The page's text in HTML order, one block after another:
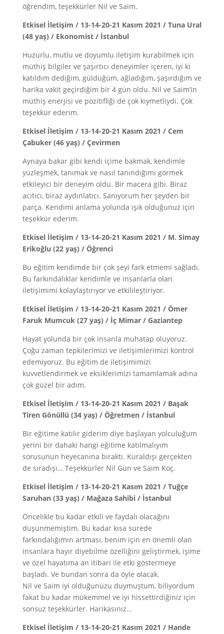
öğrendim, teşekkürler Nil ve Saim.
Etkisel İletişim / 13-14-20-21 Kasım 2021 / Tuna Ural
(48 yaş) / Ekonomist / İstanbul
Huzurlu, mutlu ve doyumlu iletişim kurabilmek için
müthiş bilgiler ve şaşırtıcı deneyimler içeren, iyi ki
katıldım dediğim, güldüğüm, ağladığım, şaşırdığım ve
harika vakit geçirdiğim bir 4 gün oldu. Nil ve Saim’in
müthiş enerjisi ve pozitifliği de çok kıymetliydi. Çok
teşekkür ederim.
Etkisel İletişim / 13-14-20-21 Kasım 2021 / Cem
Çabuker (46 yaş) / Çevirmen
Aynaya bakar gibi kendi içime bakmak, kendimle
yüzleşmek, tanımak ve nasıl tanındığımı görmek
etkileyici bir deneyim oldu. Bir macera gibi. Biraz
acıtıcı, biraz aydınlatıcı. Sanıyorum her şeyden bir
parça. Kendimi anlama yolunda ışık olduğunuz için
teşekkür ederim.
Etkisel İletişim / 13-14-20-21 Kasım 2021 / M. Simay
Erikoğlu (22 yaş) / Öğrenci
Bu eğitim kendimde bir çok şeyi fark etmemi sağladı.
Bu farkındalıklar kendimle ve insanlarla olan
iletişimimi kolaylaştırıyor ve etkilileştiriyor.
Etkisel İletişim / 13-14-20-21 Kasım 2021 / Ömer
Faruk Mumcuk (27 yaş) / İç Mimar / Gaziantep
Hayat yolunda bir çok insanla muhatap oluyoruz.
Çoğu zaman tepkilerimizi ve iletişimlerimizi kontrol
edemiyoruz. Bu eğitim de iletişimimizi
kuvvetlendirmek ve eksiklerimizi tamamlamak adına
çok güzel bir adım.
Etkisel İletişim / 13-14-20-21 Kasım 2021 / Başak
Tiren Gönüllü (34 yaş) / Öğretmen / İstanbul
Bir eğitime katılır giderim diye başlayan yolculuğum
yerini bir dahaki hangi eğitime katılmalıyım
sorusunun heyecanına bıraktı. Kuraldışı gerçekten
de sıradışı… Teşekkürler Nil Gün ve Saim Koç.
Etkisel İletişim / 13-14-20-21 Kasım 2021 / Tuğçe
Saruhan (33 yaş) / Mağaza Sahibi / İstanbul
Öncelikle bu kadar etkili ve faydalı olacağını
düşünmemiştim. Bu kadar kısa sürede
farkındalığımın artması, benim için en önemli olan
insanlara hayır diyebilme özelliğini geliştirmek, işime
ve özel hayatıma an itibari ile etki göstermeye
başladı. Ve bundan sonra da öyle olacak.
Nil ve Saim iyi olduğunuzu duymuştum, biliyordum
fakat bu kadar mükemmel ve iyi hissettirdiğiniz için
sonsuz teşekkürler. Harikasınız…
Etkisel İletişim / 13-14-20-21 Kasım 2021 / Hande